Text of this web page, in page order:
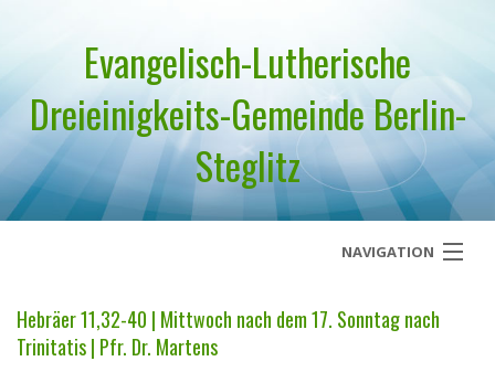
Evangelisch-Lutherische
Dreieinigkeits-Gemeinde Berlin-
Steglitz
NAVIGATION
Über uns
Hebräer 11,32-40 | Mittwoch nach dem 17. Sonntag nach
Trinitatis | Pfr. Dr. Martens